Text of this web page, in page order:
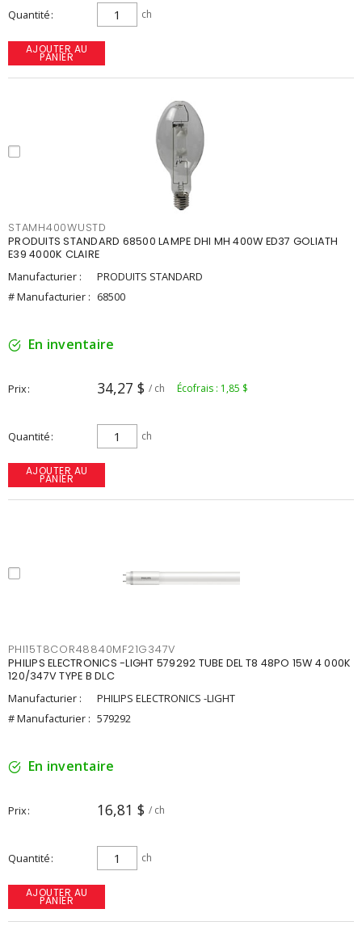
Quantité ch
AJOUTER AU
PANIER
STAMH400WUSTD
PRODUITS STANDARD 68500 LAMPE DHI MH 400W ED37 GOLIATH
E39 4000K CLAIRE
Manufacturier :
PRODUITS STANDARD
# Manufacturier : 68500
En inventaire
Prix 34,27 $ / ch Écofrais : 1,85 $
Quantité ch
AJOUTER AU
PANIER
PHI15T8COR48840MF21G347V
PHILIPS ELECTRONICS -LIGHT 579292 TUBE DEL T8 48PO 15W 4 000K
120/347V TYPE B DLC
Manufacturier :
PHILIPS ELECTRONICS -LIGHT
# Manufacturier : 579292
En inventaire
Prix 16,81 $ / ch
Quantité ch
AJOUTER AU
PANIER